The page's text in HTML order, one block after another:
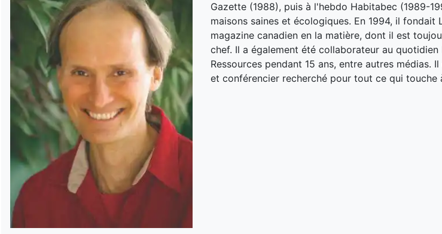
Gazette (1988), puis à l'hebdo Habitabec (1989-
maisons saines et écologiques. En 1994, il fondait
magazine canadien en la matière, dont il est
chef. Il a également été collaborateur au quotidien
Ressources pendant 15 ans, entre autres médias.
et conférencier recherché pour tout ce qui touche